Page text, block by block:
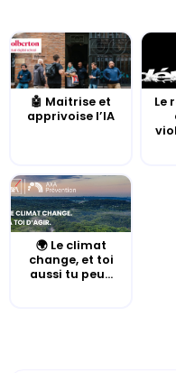
🤖 Maitrise et
apprivoise l’IA
Le
🌍 Le climat
change, et toi
aussi tu peu...